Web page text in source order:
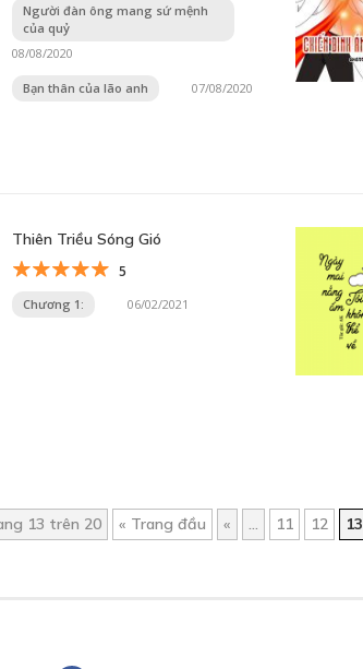
Người đàn ông mang sứ mệnh
của quỷ
08/08/2020
Bạn thân của lão anh 07/08/2020
Thiên Triều Sóng Gió
5
Chương 1: 06/02/2021
13 trên 20 « Trang đầu « 11 12 13